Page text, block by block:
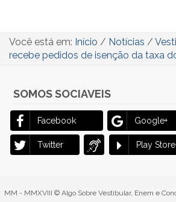
Você está em: Início / Notícias /
recebe pedidos de isenção da taxa
SOMOS SOCIAVEIS
Facebook Google+
Twitter Play Store
MM - MMXVIII © Algo Sobre Vestibular, Enem e